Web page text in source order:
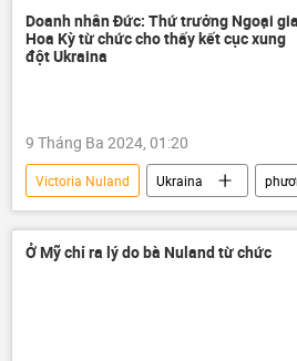
Cuộc khủng hoảng ở Ukraina
Doanh nhân Đức: Thứ trưởng Ngoại
Hoa Kỳ từ chức cho thấy kết cục xung
đột Ukraina
9 Tháng Ba 2024, 01:20
Victoria Nuland Ukraina
Thế giới
Hoa Kỳ
Kinh tế
Cuộc khủng hoảng ở Ukraina
Ở Mỹ chỉ ra lý do bà Nuland từ chức